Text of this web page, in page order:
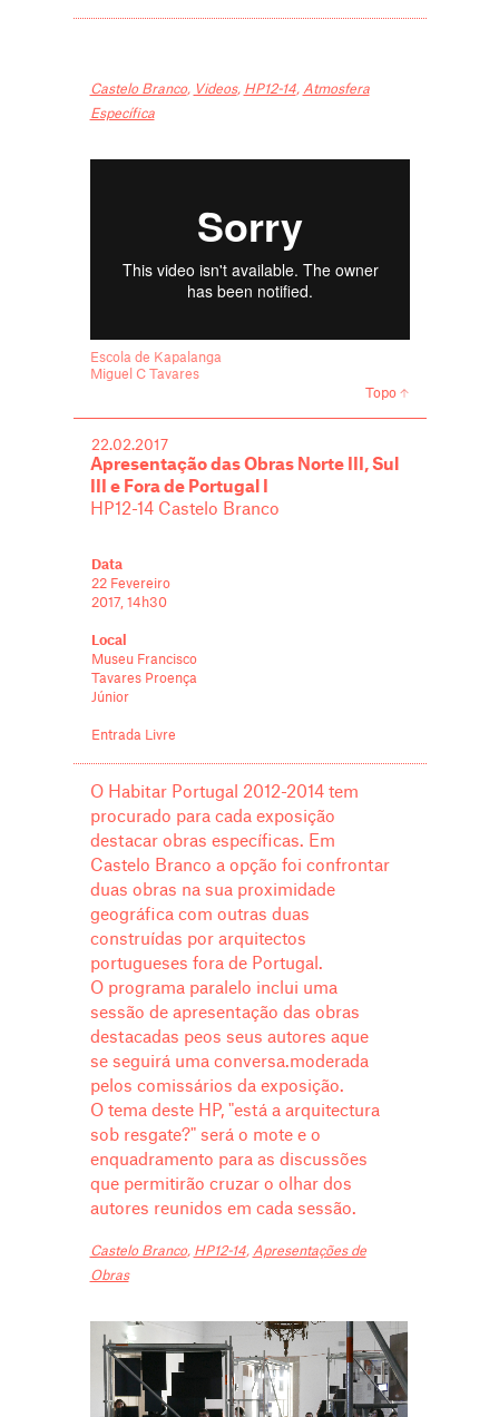
Castelo Branco, Videos, HP12-14, Atmosfera
Específica
Escola de Kapalanga
Miguel C Tavares
Topo
22.02.2017
Apresentação das Obras Norte III, Sul
III e Fora de Portugal I
HP12-14 Castelo Branco
Data
22 Fevereiro
2017, 14h30
Local
Museu Francisco
Tavares Proença
Júnior
Entrada Livre
O Habitar Portugal 2012-2014 tem
procurado para cada exposição
destacar obras específicas. Em
Castelo Branco a opção foi confrontar
duas obras na sua proximidade
geográfica com outras duas
construídas por arquitectos
portugueses fora de Portugal.
O programa paralelo inclui uma
sessão de apresentação das obras
destacadas peos seus autores aque
se seguirá uma conversa.moderada
pelos comissários da exposição.
O tema deste HP, "está a arquitectura
sob resgate?" será o mote e o
enquadramento para as discussões
que permitirão cruzar o olhar dos
autores reunidos em cada sessão.
Castelo Branco, HP12-14, Apresentações de
Obras